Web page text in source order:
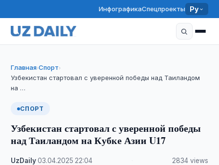
ИнфографикаСпецпроекты Ру
Главная›Спорт›
Узбекистан стартовал с уверенной победы над Таиландом
на …
СПОРТ
Узбекистан стартовал с уверенной победы
над Таиландом на Кубке Азии U17
UzDaily·03.04.2025 22:04 2834 views